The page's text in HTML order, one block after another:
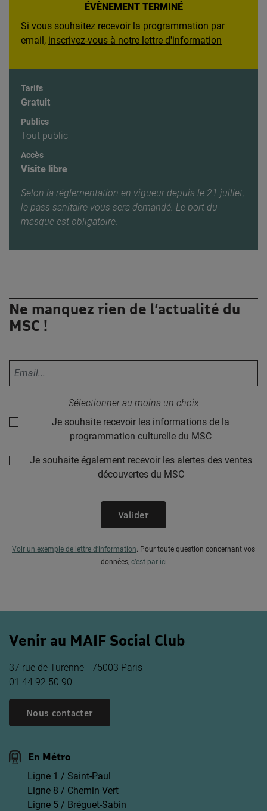
ÉVÈNEMENT TERMINÉ
Si vous souhaitez recevoir la programmation par
email, inscrivez-vous à notre lettre d'information
Tarifs
Gratuit
Publics
Tout public
Accès
Visite libre
Selon la réglementation en vigueur depuis le 21 juillet,
le pass sanitaire vous sera demandé. Le port du
masque est obligatoire.
Ne manquez rien de l’actualité du
MSC !
Sélectionner au moins un choix
Je souhaite recevoir les informations de la
programmation culturelle du MSC
Je souhaite également recevoir les alertes des ventes
découvertes du MSC
Valider
Voir un exemple de lettre d’information. Pour toute question concernant vos
données, c’est par ici
Venir au MAIF Social Club
37 rue de Turenne - 75003 Paris
01 44 92 50 90
Nous contacter
En Métro
Ligne 1 / Saint-Paul
Ligne 8 / Chemin Vert
Ligne 5 / Bréguet-Sabin